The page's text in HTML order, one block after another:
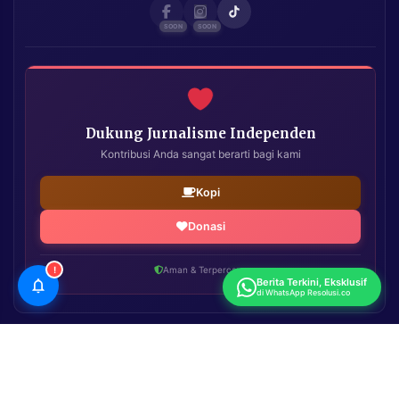
Dukung Jurnalisme Independen
Kontribusi Anda sangat berarti bagi kami
Kopi
Donasi
Aman & Terpercaya
!
Berita Terkini, Eksklusif
di WhatsApp Resolusi.co